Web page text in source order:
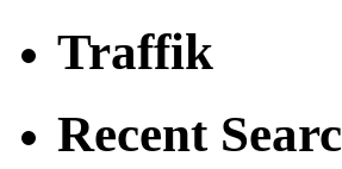
Traffik
Recent